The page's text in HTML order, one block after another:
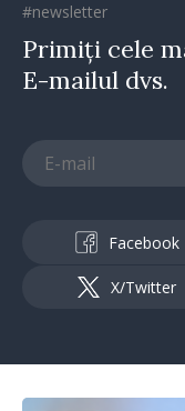
#newsletter
Primiți cele
E-mailul dvs.
Facebook
X/Twitter